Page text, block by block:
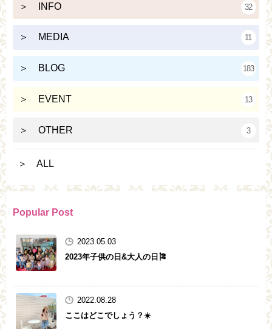
＞ INFO 32
＞ MEDIA 11
＞ BLOG 183
＞ EVENT 13
＞ OTHER 3
＞ ALL
Popular Post
2023.05.03
2023年子供の日&大人の日🎏
2022.08.28
ここはどこでしょう？☀️